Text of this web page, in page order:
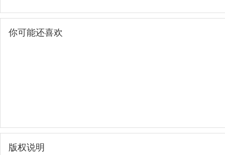
你可能还喜欢
版权说明